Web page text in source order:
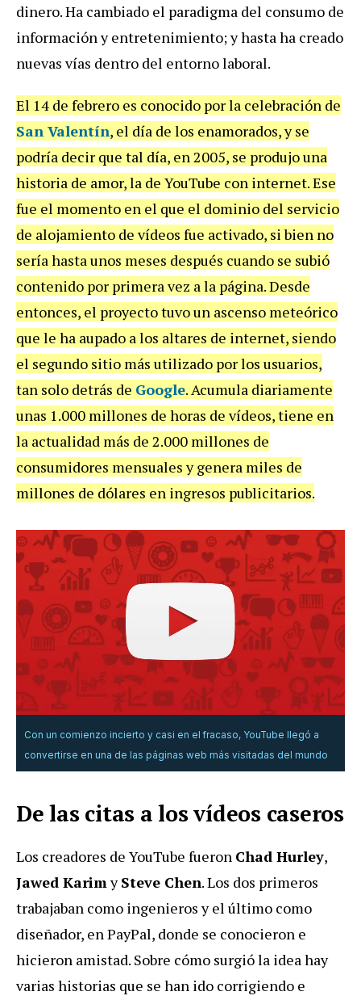
dinero. Ha cambiado el paradigma del consumo de
información y entretenimiento; y hasta ha creado
nuevas vías dentro del entorno laboral.
El 14 de febrero es conocido por la celebración de
San Valentín, el día de los enamorados, y se
podría decir que tal día, en 2005, se produjo una
historia de amor, la de YouTube con internet. Ese
fue el momento en el que el dominio del servicio
de alojamiento de vídeos fue activado, si bien no
sería hasta unos meses después cuando se subió
contenido por primera vez a la página. Desde
entonces, el proyecto tuvo un ascenso meteórico
que le ha aupado a los altares de internet, siendo
el segundo sitio más utilizado por los usuarios,
tan solo detrás de Google. Acumula diariamente
unas 1.000 millones de horas de vídeos, tiene en
la actualidad más de 2.000 millones de
consumidores mensuales y genera miles de
millones de dólares en ingresos publicitarios.
Con un comienzo incierto y casi en el fracaso, YouTube llegó a
convertirse en una de las páginas web más visitadas del mundo
De las citas a los vídeos caseros
Los creadores de YouTube fueron Chad Hurley,
Jawed KarimySteve Chen. Los dos primeros
trabajaban como ingenieros y el último como
diseñador, en PayPal, donde se conocieron e
hicieron amistad. Sobre cómo surgió la idea hay
varias historias que se han ido corrigiendo e